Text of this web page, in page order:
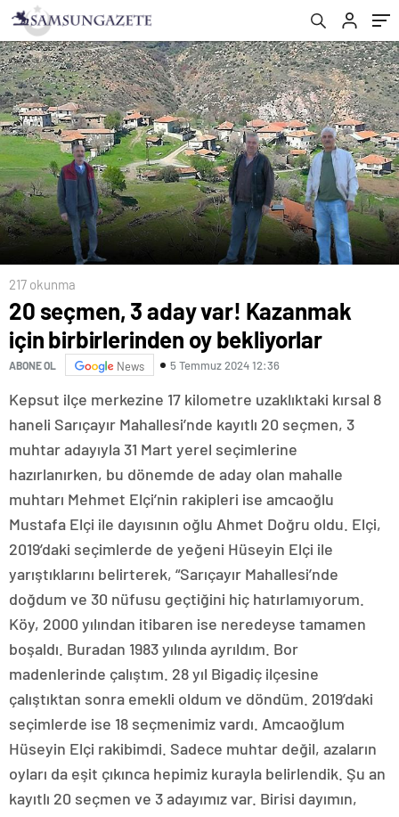
217 okunma
20 seçmen, 3 aday var! Kazanmak
için birbirlerinden oy bekliyorlar
ABONE OL News 5 Temmuz 2024 12:36
Kepsut ilçe merkezine 17 kilometre uzaklıktaki kırsal 8
haneli Sarıçayır Mahallesi’nde kayıtlı 20 seçmen, 3
muhtar adayıyla 31 Mart yerel seçimlerine
hazırlanırken, bu dönemde de aday olan mahalle
muhtarı Mehmet Elçi’nin rakipleri ise amcaoğlu
Mustafa Elçi ile dayısının oğlu Ahmet Doğru oldu. Elçi,
2019’daki seçimlerde de yeğeni Hüseyin Elçi ile
yarıştıklarını belirterek, “Sarıçayır Mahallesi’nde
doğdum ve 30 nüfusu geçtiğini hiç hatırlamıyorum.
Köy, 2000 yılından itibaren ise neredeyse tamamen
boşaldı. Buradan 1983 yılında ayrıldım. Bor
madenlerinde çalıştım. 28 yıl Bigadiç ilçesine
çalıştıktan sonra emekli oldum ve döndüm. 2019’daki
seçimlerde ise 18 seçmenimiz vardı. Amcaoğlum
Hüseyin Elçi rakibimdi. Sadece muhtar değil, azaların
oyları da eşit çıkınca hepimiz kurayla belirlendik. Şu an
kayıtlı 20 seçmen ve 3 adayımız var. Birisi dayımın,